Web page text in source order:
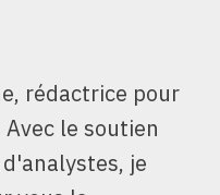
rédactrice pour
le soutien
je